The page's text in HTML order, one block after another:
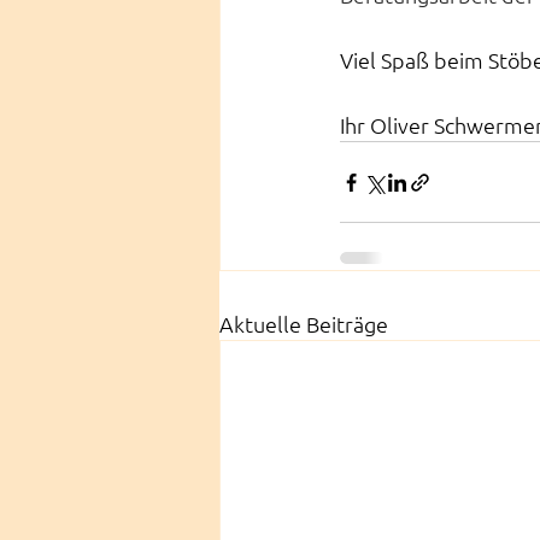
Viel Spaß beim
Ihr Oliver
Aktuelle Beiträge